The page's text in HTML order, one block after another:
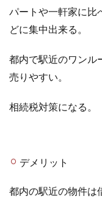
パートや一軒家に比
どに集中出来る。
都内で駅近のワンル
売りやすい。
相続税対策になる。
デメリット
都内の駅近の物件は